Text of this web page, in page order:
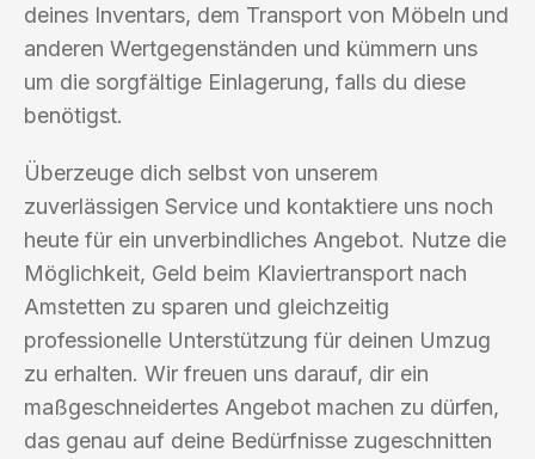
deines Inventars, dem Transport von Möbeln und
anderen Wertgegenständen und kümmern uns
um die sorgfältige Einlagerung, falls du diese
benötigst.
Überzeuge dich selbst von unserem
zuverlässigen Service und kontaktiere uns noch
heute für ein unverbindliches Angebot. Nutze die
Möglichkeit, Geld beim Klaviertransport nach
Amstetten zu sparen und gleichzeitig
professionelle Unterstützung für deinen Umzug
zu erhalten. Wir freuen uns darauf, dir ein
maßgeschneidertes Angebot machen zu dürfen,
das genau auf deine Bedürfnisse zugeschnitten